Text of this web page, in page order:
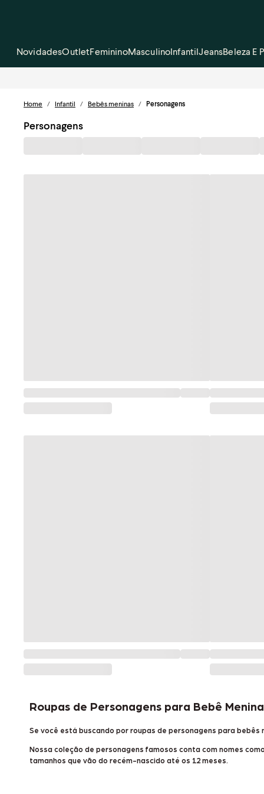
NovidadesOutletFemininoMasculinoInfantilJeansBeleza E
Home / Infantil / Bebês meninas / Personagens
Personagens
Roupas de Personagens para Bebê Menina
Se você está buscando por roupas de personagens para
Nossa coleção de personagens famosos conta com nomes
tamanhos que vão do recém-nascido até os 12 meses.